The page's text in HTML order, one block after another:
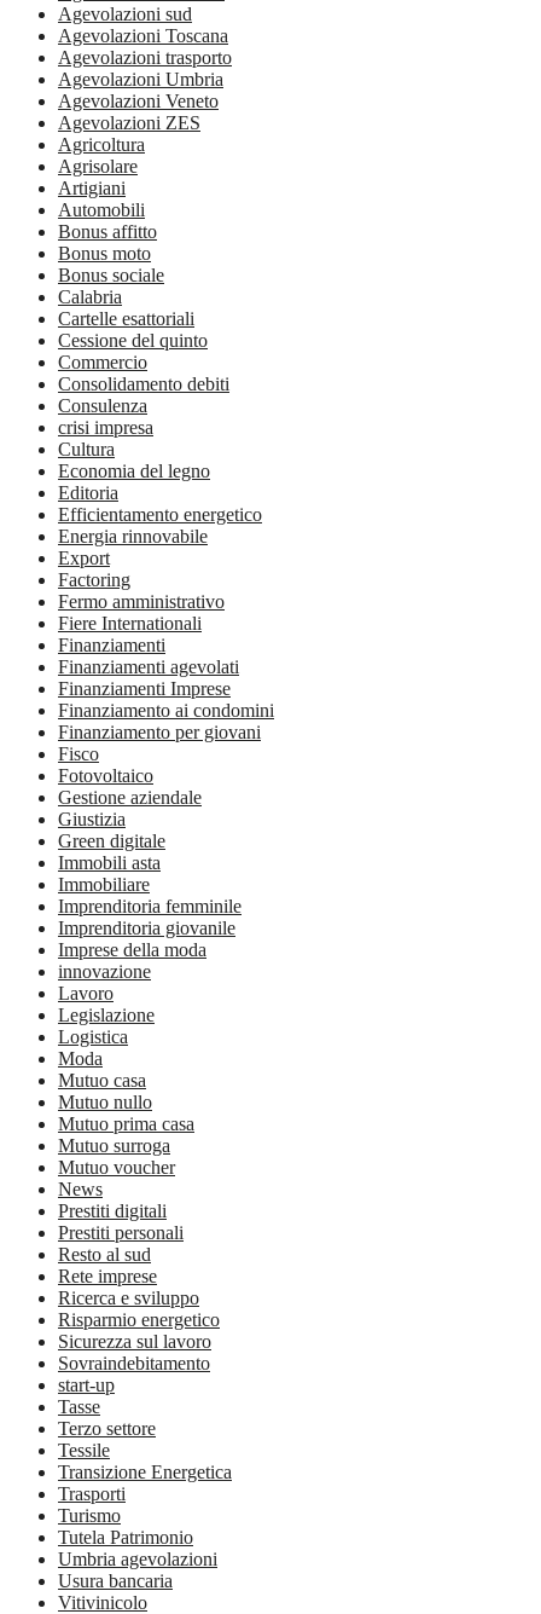
Agevolazioni sud
Agevolazioni Toscana
Agevolazioni trasporto
Agevolazioni Umbria
Agevolazioni Veneto
Agevolazioni ZES
Agricoltura
Agrisolare
Artigiani
Automobili
Bonus affitto
Bonus moto
Bonus sociale
Calabria
Cartelle esattoriali
Cessione del quinto
Commercio
Consolidamento debiti
Consulenza
crisi impresa
Cultura
Economia del legno
Editoria
Efficientamento energetico
Energia rinnovabile
Export
Factoring
Fermo amministrativo
Fiere Internationali
Finanziamenti
Finanziamenti agevolati
Finanziamenti Imprese
Finanziamento ai condomini
Finanziamento per giovani
Fisco
Fotovoltaico
Gestione aziendale
Giustizia
Green digitale
Immobili asta
Immobiliare
Imprenditoria femminile
Imprenditoria giovanile
Imprese della moda
innovazione
Lavoro
Legislazione
Logistica
Moda
Mutuo casa
Mutuo nullo
Mutuo prima casa
Mutuo surroga
Mutuo voucher
News
Prestiti digitali
Prestiti personali
Resto al sud
Rete imprese
Ricerca e sviluppo
Risparmio energetico
Sicurezza sul lavoro
Sovraindebitamento
start-up
Tasse
Terzo settore
Tessile
Transizione Energetica
Trasporti
Turismo
Tutela Patrimonio
Umbria agevolazioni
Usura bancaria
Vitivinicolo